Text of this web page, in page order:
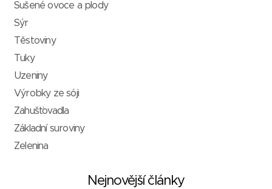
Sušené ovoce a plody
Sýr
Těstoviny
Tuky
Uzeniny
Výrobky ze sóji
Zahušťovadla
Základní suroviny
Zelenina
Nejnovější články